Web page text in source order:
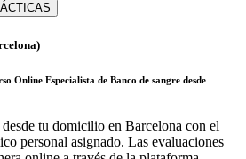
)
Online Especialista de Banco de sangre desde
tu domicilio en Barcelona con el
personal asignado. Las evaluaciones